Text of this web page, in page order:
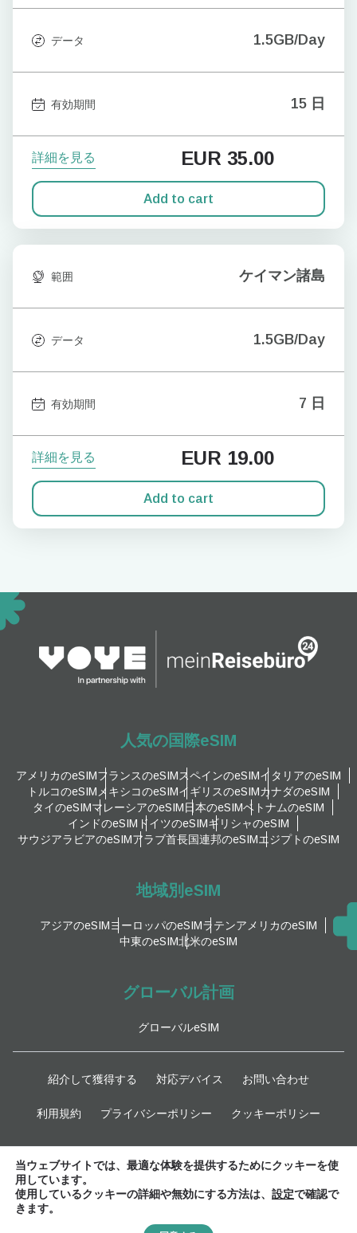
データ 1.5GB/Day
有効期間 15 日
詳細を見る EUR 35.00
Add to cart
範囲 ケイマン諸島
データ 1.5GB/Day
有効期間 7 日
詳細を見る EUR 19.00
Add to cart
人気の国際eSIM
アメリカのeSIMフランスのeSIMスペインのeSIMイタリアのeSIM
トルコのeSIM メキシコのeSIMイギリスのeSIMカナダのeSIM
タイのeSIMマレーシアのeSIM日本のeSIMベトナムのeSIM
インドのeSIM ドイツのeSIMギリシャのeSIM
サウジアラビアのeSIMアラブ首長国連邦のeSIMエジプトのeSIM
地域別eSIM
アジアのeSIMヨーロッパのeSIMラテンアメリカのeSIM
中東のeSIM北米のeSIM
グローバル計画
グローバルeSIM
紹介して獲得する 対応デバイス お問い合わせ
利用規約 プライバシーポリシー クッキーポリシー
当ウェブサイトでは、最適な体験を提供するためにクッキーを使
用しています。
使用しているクッキーの詳細や無効にする方法は、 設定で確認で
きます。